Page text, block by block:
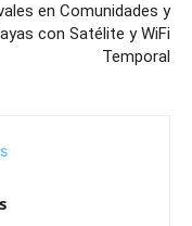
en Comunidades y
con Satélite y WiFi
Temporal